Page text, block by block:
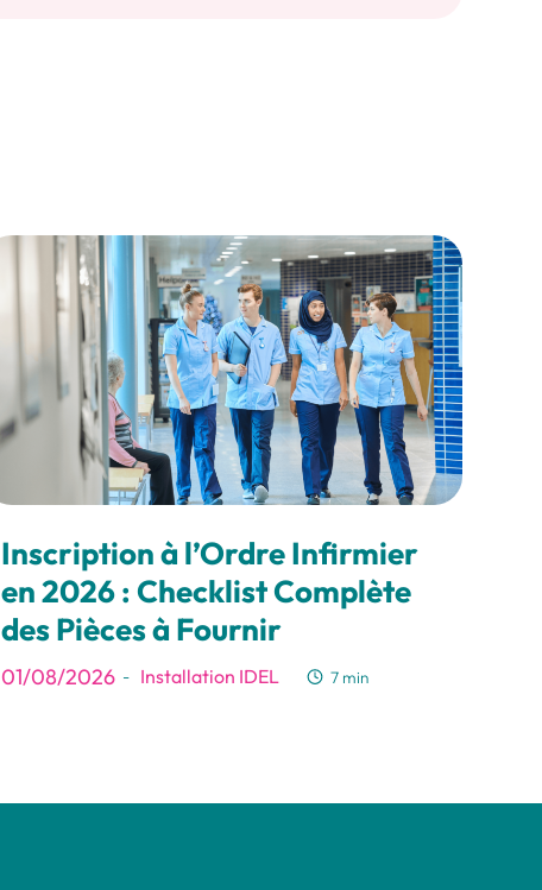
Inscription à l’Ordre Infirmier
en 2026 : Checklist Complète
des Pièces à Fournir
01/08/2026 - Installation IDEL 7 min